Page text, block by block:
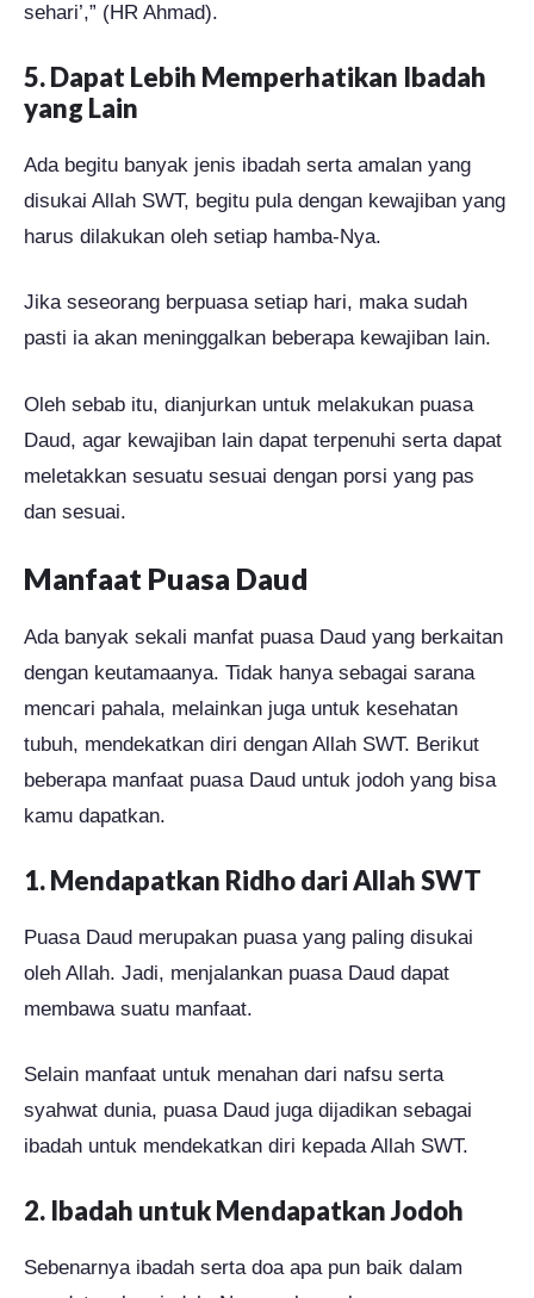
sehari’,” (HR Ahmad).
5. Dapat Lebih Memperhatikan Ibadah
yang Lain
Ada begitu banyak jenis ibadah serta amalan yang
disukai Allah SWT, begitu pula dengan kewajiban yang
harus dilakukan oleh setiap hamba-Nya.
Jika seseorang berpuasa setiap hari, maka sudah
pasti ia akan meninggalkan beberapa kewajiban lain.
Oleh sebab itu, dianjurkan untuk melakukan puasa
Daud, agar kewajiban lain dapat terpenuhi serta dapat
meletakkan sesuatu sesuai dengan porsi yang pas
dan sesuai.
Manfaat Puasa Daud
Ada banyak sekali manfat puasa Daud yang berkaitan
dengan keutamaanya. Tidak hanya sebagai sarana
mencari pahala, melainkan juga untuk kesehatan
tubuh, mendekatkan diri dengan Allah SWT. Berikut
beberapa manfaat puasa Daud untuk jodoh yang bisa
kamu dapatkan.
1. Mendapatkan Ridho dari Allah SWT
Puasa Daud merupakan puasa yang paling disukai
oleh Allah. Jadi, menjalankan puasa Daud dapat
membawa suatu manfaat.
Selain manfaat untuk menahan dari nafsu serta
syahwat dunia, puasa Daud juga dijadikan sebagai
ibadah untuk mendekatkan diri kepada Allah SWT.
2. Ibadah untuk Mendapatkan Jodoh
Sebenarnya ibadah serta doa apa pun baik dalam